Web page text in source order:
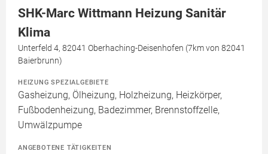
SHK-Marc Wittmann Heizung Sanitär
Klima
Unterfeld 4, 82041 Oberhaching-Deisenhofen (7km von 82041
Baierbrunn)
HEIZUNG SPEZIALGEBIETE
Gasheizung, Ölheizung, Holzheizung, Heizkörper,
Fußbodenheizung, Badezimmer, Brennstoffzelle,
Umwälzpumpe
ANGEBOTENE TÄTIGKEITEN